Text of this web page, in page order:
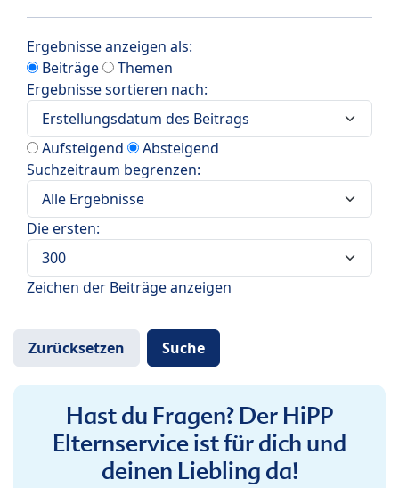
Ergebnisse anzeigen als:
Beiträge
Themen
Ergebnisse sortieren nach:
Aufsteigend
Absteigend
Suchzeitraum begrenzen:
Die ersten:
Zeichen der Beiträge anzeigen
Hast du Fragen? Der HiPP
Elternservice ist für dich und
deinen Liebling da!